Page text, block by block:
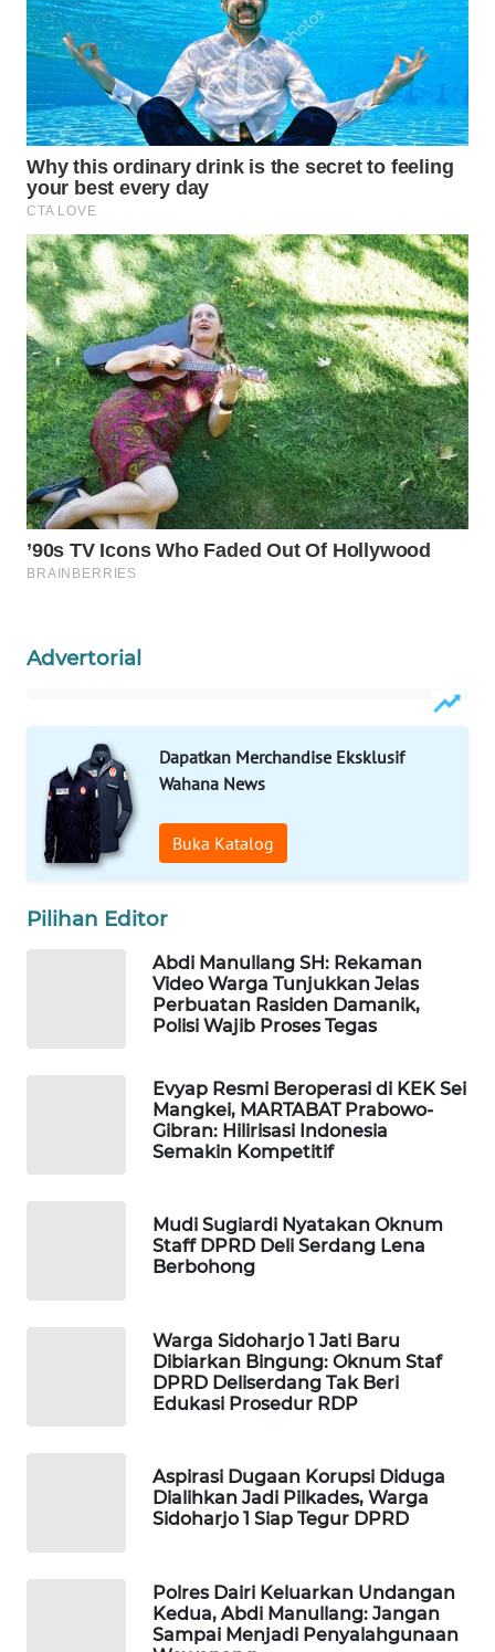
Advertorial
Dapatkan Merchandise Eksklusif
Wahana News
Buka Katalog
Pilihan Editor
Abdi Manullang SH: Rekaman
Video Warga Tunjukkan Jelas
Perbuatan Rasiden Damanik,
Polisi Wajib Proses Tegas
Evyap Resmi Beroperasi di KEK Sei
Mangkei, MARTABAT Prabowo-
Gibran: Hilirisasi Indonesia
Semakin Kompetitif
Mudi Sugiardi Nyatakan Oknum
Staff DPRD Deli Serdang Lena
Berbohong
Warga Sidoharjo 1 Jati Baru
Dibiarkan Bingung: Oknum Staf
DPRD Deliserdang Tak Beri
Edukasi Prosedur RDP
Aspirasi Dugaan Korupsi Diduga
Dialihkan Jadi Pilkades, Warga
Sidoharjo 1 Siap Tegur DPRD
Polres Dairi Keluarkan Undangan
Kedua, Abdi Manullang: Jangan
Sampai Menjadi Penyalahgunaan
WAHANA
TANI
WAHANA
ADVOKAT
WAHANA
INFRASTRUKTUR
WAHANA
KONSUMEN
WAHANA
LISTRIK
WAHANA
TRAVEL
WAHANA
TV
WAHANANEWS
WAHANANEWS
NET
WAHANA
SPORT
WAHANA
WAHANA
WAHANA
LAPAK
WAHANA